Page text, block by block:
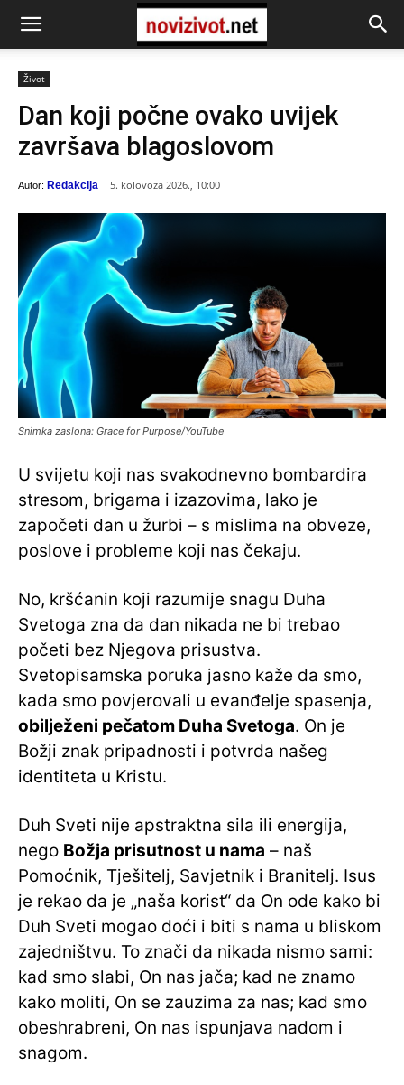
Život
Dan koji počne ovako uvijek
završava blagoslovom
Autor: Redakcija 5. kolovoza 2026., 10:00
Snimka zaslona: Grace for Purpose/YouTube
U svijetu koji nas svakodnevno bombardira
stresom, brigama i izazovima, lako je
započeti dan u žurbi – s mislima na obveze,
poslove i probleme koji nas čekaju.
No, kršćanin koji razumije snagu Duha
Svetoga zna da dan nikada ne bi trebao
početi bez Njegova prisustva.
Svetopisamska poruka jasno kaže da smo,
kada smo povjerovali u evanđelje spasenja,
obilježeni pečatom Duha Svetoga. On je
Božji znak pripadnosti i potvrda našeg
identiteta u Kristu.
Duh Sveti nije apstraktna sila ili energija,
nego Božja prisutnost u nama – naš
Pomoćnik, Tješitelj, Savjetnik i Branitelj. Isus
je rekao da je „naša korist“ da On ode kako bi
Duh Sveti mogao doći i biti s nama u bliskom
zajedništvu. To znači da nikada nismo sami:
kad smo slabi, On nas jača; kad ne znamo
kako moliti, On se zauzima za nas; kad smo
obeshrabreni, On nas ispunjava nadom i
snagom.